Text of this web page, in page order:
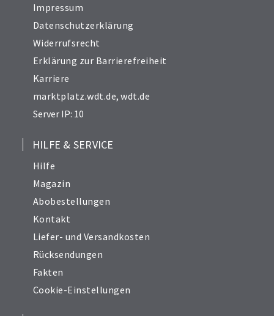
Impressum
Datenschutzerklärung
Widerrufsrecht
Erklärung zur Barrierefreiheit
Karriere
marktplatz.wdt.de,wdt.de
Server IP: 10
HILFE & SERVICE
Hilfe
Magazin
Abobestellungen
Kontakt
Liefer- und Versandkosten
Rücksendungen
Fakten
Cookie-Einstellungen